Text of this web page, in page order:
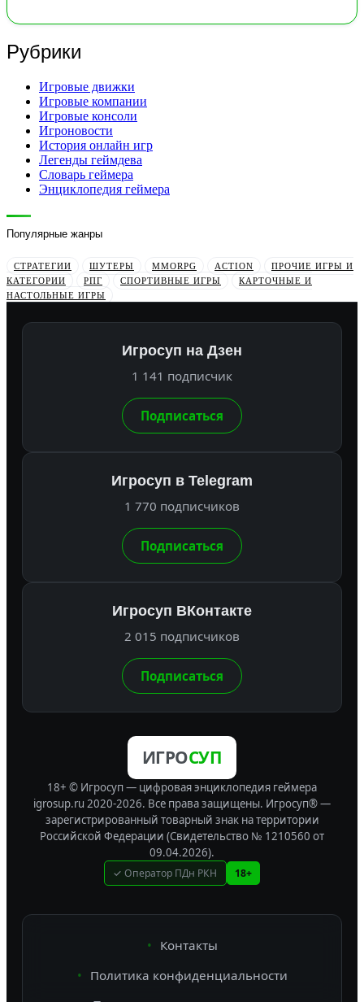
Рубрики
Игровые движки
Игровые компании
Игровые консоли
Игроновости
История онлайн игр
Легенды геймдева
Словарь геймера
Энциклопедия геймера
Популярные жанры
СТРАТЕГИИ ШУТЕРЫ MMORPG ACTION
ПРОЧИЕ ИГРЫ И
КАТЕГОРИИ
РПГ СПОРТИВНЫЕ ИГРЫ
КАРТОЧНЫЕ И
НАСТОЛЬНЫЕ ИГРЫ
Игросуп на Дзен
1 141 подписчик
Подписаться
Игросуп в Telegram
1 770 подписчиков
Подписаться
Игросуп ВКонтакте
2 015 подписчиков
Подписаться
ИГРОСУП
18+ © Игросуп — цифровая энциклопедия геймера
igrosup.ru 2020-2026. Все права защищены. Игросуп® —
зарегистрированный товарный знак на территории
Российской Федерации (Свидетельство № 1210560 от
09.04.2026).
✓ Оператор ПДн РКН 18+
Контакты
Политика конфиденциальности